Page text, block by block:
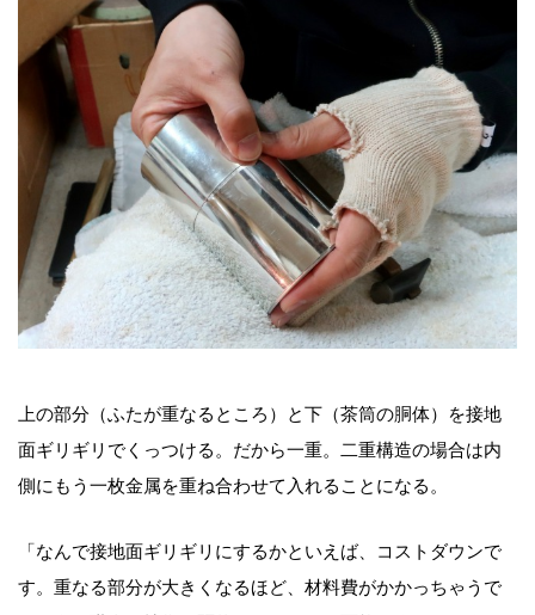
上の部分（ふたが重なるところ）と下（茶筒の胴体）を接地
面ギリギリでくっつける。だから一重。二重構造の場合は内
側にもう一枚金属を重ね合わせて入れることになる。
「なんで接地面ギリギリにするかといえば、コストダウンで
す。重なる部分が大きくなるほど、材料費がかかっちゃうで